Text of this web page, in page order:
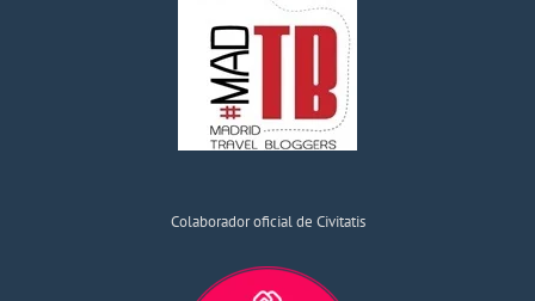
Colaborador oficial de Civitatis